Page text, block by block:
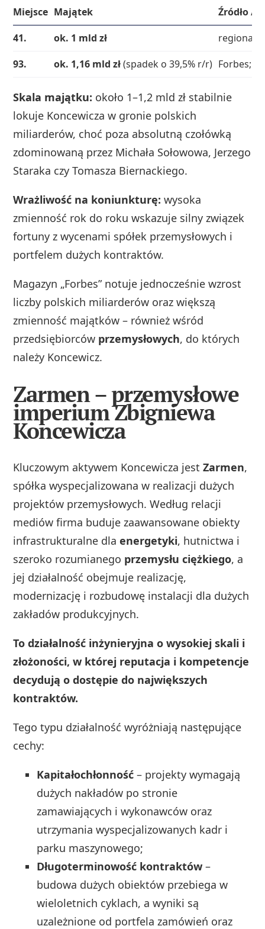
Miejsce Majątek
Źródło /
41.
ok. 1 mld zł
93.
ok. 1,16 mld zł(spadek o 39,5% r/r) Forbes;
Skala majątku: około 1–1,2 mld zł stabilnie
lokuje Koncewicza w gronie polskich
miliarderów, choć poza absolutną czołówką
zdominowaną przez Michała Sołowowa, Jerzego
Staraka czy Tomasza Biernackiego.
Wrażliwość na koniunkturę: wysoka
zmienność rok do roku wskazuje silny związek
fortuny z wycenami spółek przemysłowych i
portfelem dużych kontraktów.
Magazyn „Forbes” notuje jednocześnie wzrost
liczby polskich miliarderów oraz większą
zmienność majątków – również wśród
przedsiębiorców przemysłowych, do których
należy Koncewicz.
Zarmen – przemysłowe
imperium Zbigniewa
Koncewicza
Kluczowym aktywem Koncewicza jestZarmen,
spółka wyspecjalizowana w realizacji dużych
projektów przemysłowych. Według relacji
mediów firma buduje zaawansowane obiekty
infrastrukturalne dlaenergetyki, hutnictwa i
szeroko rozumianego przemysłu ciężkiego, a
jej działalność obejmuje realizację,
modernizację i rozbudowę instalacji dla dużych
zakładów produkcyjnych.
To działalność inżynieryjna o wysokiej skali i
złożoności, w której reputacja i kompetencje
decydują o dostępie do największych
kontraktów.
Tego typu działalność wyróżniają następujące
cechy:
Kapitałochłonność – projekty wymagają
dużych nakładów po stronie
zamawiających i wykonawców oraz
utrzymania wyspecjalizowanych kadr i
parku maszynowego;
Długoterminowość kontraktów –
budowa dużych obiektów przebiega w
wieloletnich cyklach, a wyniki są
uzależnione od portfela zamówień oraz